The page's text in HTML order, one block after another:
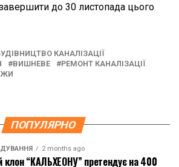
до 30 листопада цього
КАНАЛІЗАЦІЇ
ВИШНЕВЕ
РЕМОНТ КАНАЛІЗАЦІЇ
ПОПУЛЯРНО
2 months ago
клон “КАЛЬХЕОНУ” претендує на 400